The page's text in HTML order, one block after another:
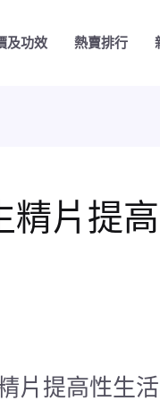
及功效 熱賣排行
精片提
片提高性生